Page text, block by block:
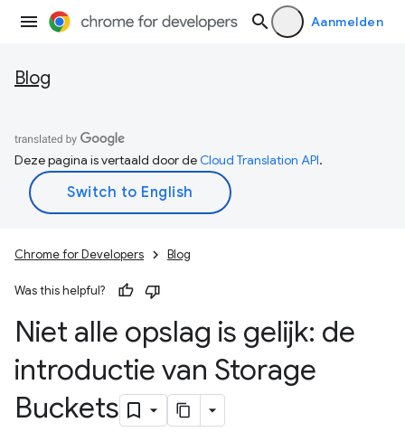
Aanmelden
Blog
Deze pagina is vertaald door deCloud Translation API.
Chrome for Developers Blog
Was this helpful?
Niet alle opslag is gelijk: de
introductie van Storage
Buckets